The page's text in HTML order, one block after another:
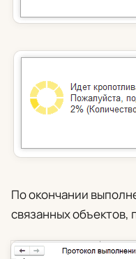
По окончании
связанных